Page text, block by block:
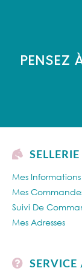
PENSEZ
Mes Informations
Mes
Suivi De
Mes Adresses